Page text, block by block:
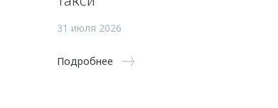
31 июля 2026
Подробнее